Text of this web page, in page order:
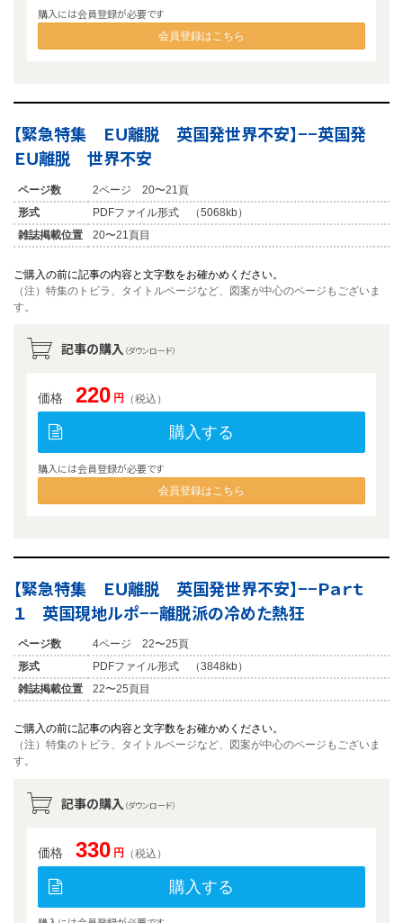
購入には会員登録が必要です
会員登録はこちら
【緊急特集 ＥＵ離脱 英国発世界不安】−−英国発
ＥＵ離脱 世界不安
ページ数
2ページ 20〜21頁
形式
PDFファイル形式 （5068kb）
雑誌掲載位置
20〜21頁目
ご購入の前に記事の内容と文字数をお確かめください。
（注）特集のトビラ、タイトルページなど、図案が中心のページもございま
す。
記事の購入 （ダウンロード）
価格 220 円 （税込）
購入する
購入には会員登録が必要です
会員登録はこちら
【緊急特集 ＥＵ離脱 英国発世界不安】−−Ｐａｒｔ
１ 英国現地ルポ−−離脱派の冷めた熱狂
ページ数
4ページ 22〜25頁
形式
PDFファイル形式 （3848kb）
雑誌掲載位置
22〜25頁目
ご購入の前に記事の内容と文字数をお確かめください。
（注）特集のトビラ、タイトルページなど、図案が中心のページもございま
す。
記事の購入 （ダウンロード）
価格 330 円 （税込）
購入する